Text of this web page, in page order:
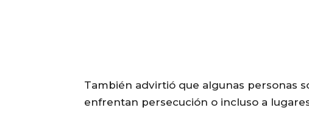
También advirtió que algunas personas
enfrentan persecución o incluso a